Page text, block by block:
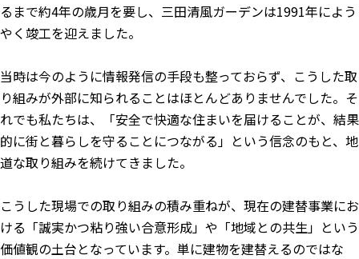
るまで約4年の歳月を要し、三田清風ガーデンは1991年によう
やく竣工を迎えました。
当時は今のように情報発信の手段も整っておらず、こうした取
り組みが外部に知られることはほとんどありませんでした。そ
れでも私たちは、「安全で快適な住まいを届けることが、結果
的に街と暮らしを守ることにつながる」という信念のもと、地
道な取り組みを続けてきました。
こうした現場での取り組みの積み重ねが、現在の建替事業にお
ける「誠実かつ粘り強い合意形成」や「地域との共生」という
価値観の土台となっています。単に建物を建替えるのではな